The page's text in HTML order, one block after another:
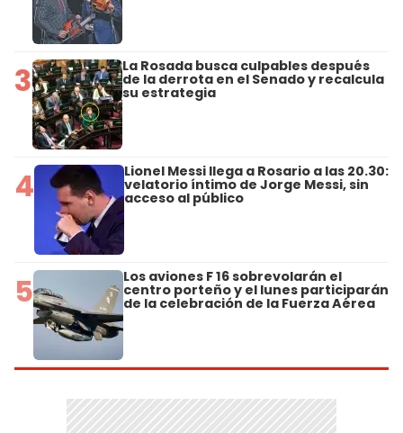
3 La Rosada busca culpables después
de la derrota en el Senado y recalcula
su estrategia
4 Lionel Messi llega a Rosario a las 20.30:
velatorio íntimo de Jorge Messi, sin
acceso al público
5 Los aviones F 16 sobrevolarán el
centro porteño y el lunes participarán
de la celebración de la Fuerza Aérea